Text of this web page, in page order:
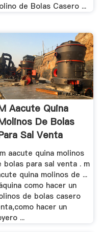
de Bolas Casero ...
Aacute Quina
De Bolas
Sal Venta
aacute quina molinos
bolas para sal venta . m
quina molinos de ...
como hacer un
de bolas casero
hacer un
...